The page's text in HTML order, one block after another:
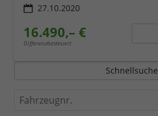
27.10.2020
16.490,– €
Differenzbesteuert
Schnellsuche
Fahrzeugnr.